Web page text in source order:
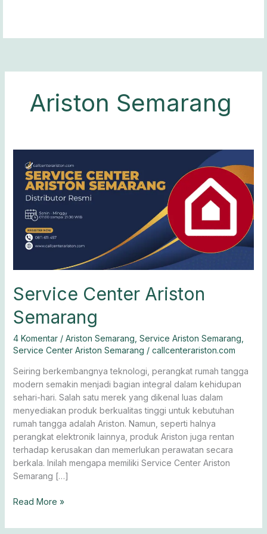
Ariston Semarang
Service Center Ariston
Semarang
4 Komentar / Ariston Semarang, Service Ariston Semarang,
Service Center Ariston Semarang / callcenterariston.com
Seiring berkembangnya teknologi, perangkat rumah tangga
modern semakin menjadi bagian integral dalam kehidupan
sehari-hari. Salah satu merek yang dikenal luas dalam
menyediakan produk berkualitas tinggi untuk kebutuhan
rumah tangga adalah Ariston. Namun, seperti halnya
perangkat elektronik lainnya, produk Ariston juga rentan
terhadap kerusakan dan memerlukan perawatan secara
berkala. Inilah mengapa memiliki Service Center Ariston
Semarang […]
Center
Ariston
Semarang
Read More »